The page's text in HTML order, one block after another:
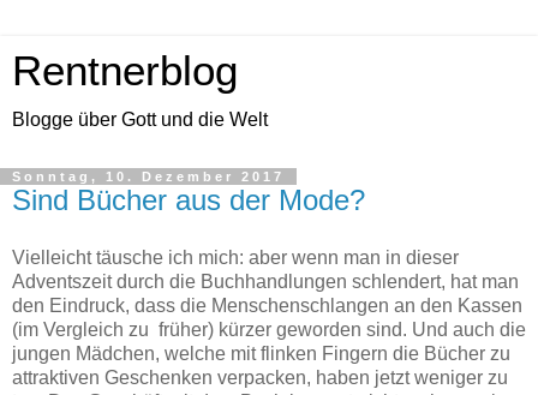
Rentnerblog
Blogge über Gott und die Welt
Sonntag, 10. Dezember 2017
Sind Bücher aus der Mode?
Vielleicht täusche ich mich: aber wenn man in dieser
Adventszeit durch die Buchhandlungen schlendert, hat man
den Eindruck, dass die Menschenschlangen an den Kassen
(im Vergleich zu früher) kürzer geworden sind. Und auch die
jungen Mädchen, welche mit flinken Fingern die Bücher zu
attraktiven Geschenken verpacken, haben jetzt weniger zu